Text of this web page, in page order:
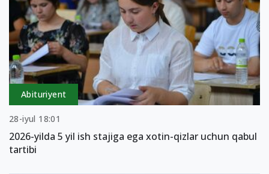
Abituriyent
28-iyul 18:01
2026-yilda 5 yil ish stajiga ega xotin-qizlar uchun qabul
tartibi